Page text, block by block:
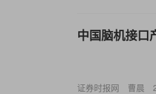
中国脑机接
证券时报网 曹晨